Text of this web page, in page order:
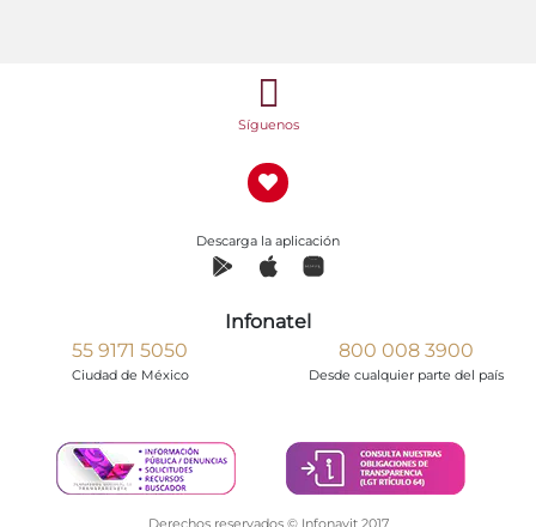
Síguenos
Descarga la aplicación
Infonatel
55 9171 5050
Ciudad de México
800 008 3900
Desde cualquier parte del país
Derechos reservados © Infonavit 2017